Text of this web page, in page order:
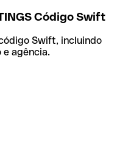
Código Swift
Swift, incluindo
agência.